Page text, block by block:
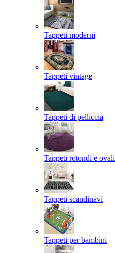
Tappeti moderni
Tappeti vintage
Tappeti di pelliccia
Tappeti rotondi e ovali
Tappeti scandinavi
Tappeti per bambini